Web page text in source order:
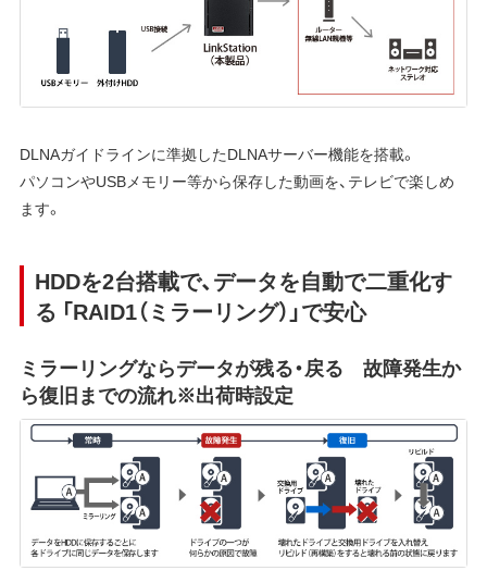
DLNAガイドラインに準拠したDLNAサーバー機能を搭載。
パソコンやUSBメモリー等から保存した動画を、テレビで楽しめ
ます。
HDDを2台搭載で、データを自動で二重化す
る 「RAID1（ミラーリング）」で安心
ミラーリングならデータが残る・戻る 故障発生か
ら復旧までの流れ※出荷時設定